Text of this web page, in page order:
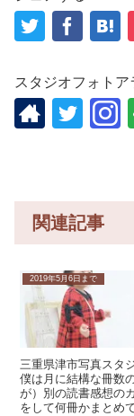
スタジオフォト
関連記事
2019年5月6日まで
三重県津市写真スタ
僕は月に結構な冊数
が）別の読書感想の
をして何冊かまとめ